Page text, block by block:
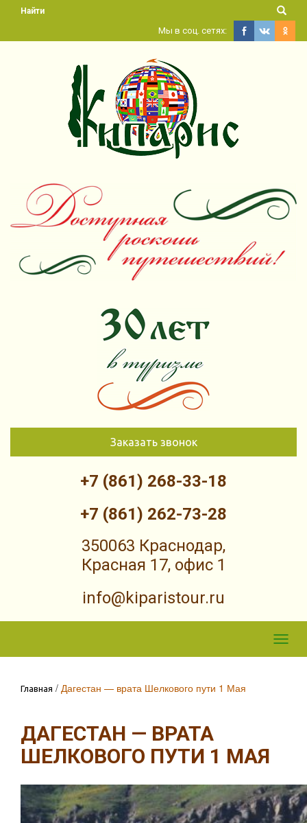
Найти
Мы в соц. сетях:
Заказать звонок
+7 (861) 268-33-18
+7 (861) 262-73-28
350063 Краснодар,
Красная 17, офис 1
info@kiparistour.ru
Skip to
Главная / Дагестан — врата Шелкового пути 1 Мая
ДАГЕСТАН — ВРАТА
ШЕЛКОВОГО ПУТИ 1 МАЯ